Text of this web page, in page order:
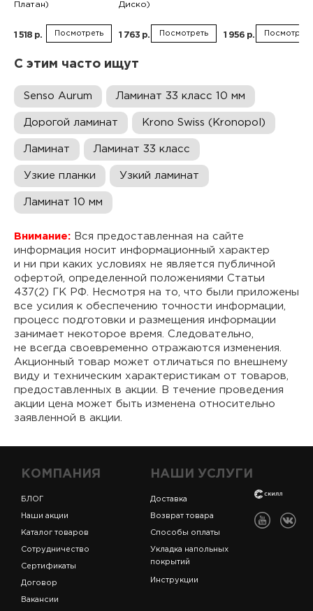
Платан)
1 518 р. Посмотреть
Диско)
1 763 р. Посмотреть 1 956 р. Посмотреть
С этим часто ищут
Senso Aurum Ламинат 33 класс 10 мм
Дорогой ламинат Krono Swiss (Kronopol)
Ламинат Ламинат 33 класс
Узкие планки Узкий ламинат
Ламинат 10 мм
Внимание: Вся предоставленная на сайте
информация носит информационный характер
и ни при каких условиях не является публичной
офертой, определенной положениями Статьи
437(2) ГК РФ. Несмотря на то, что были приложены
все усилия к обеспечению точности информации,
процесс подготовки и размещения информации
занимает некоторое время. Следовательно,
не всегда своевременно отражаются изменения.
Акционный товар может отличаться по внешнему
виду и техническим характеристикам от товаров,
предоставленных в акции. В течение проведения
акции цена может быть изменена относительно
заявленной в акции.
КОМПАНИЯ
БЛОГ
Наши акции
Каталог товаров
Сотрудничество
Сертификаты
Договор
Вакансии
НАШИ УСЛУГИ
Доставка
Возврат товара
Способы оплаты
Укладка напольных
покрытий
Инструкции